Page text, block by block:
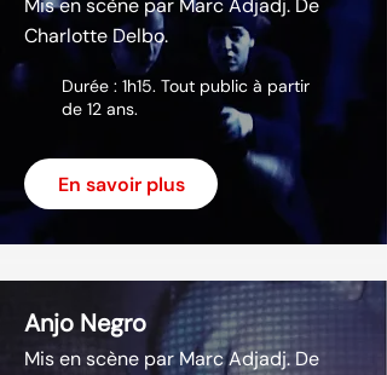
Mis en scène par Marc Adjadj. De
Charlotte Delbo.
Durée : 1h15. Tout public à partir
de 12 ans.
En savoir plus
Anjo Negro
Mis en scène par Marc Adjadj. De